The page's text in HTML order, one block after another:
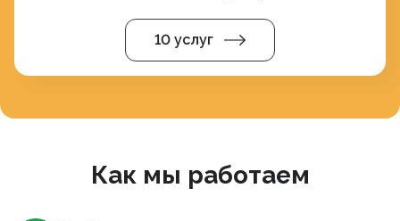
10 услуг
Как мы работаем